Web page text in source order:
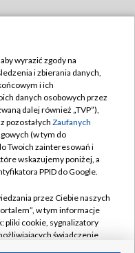
wyrazić zgody na
i zbierania danych,
i ich
danych osobowych przez
dalej również „TVP”),
pozostałych Zaufanych
(w tym do
Twoich zainteresowań i
wskazujemy poniżej, a
PPID do Google.
przez Ciebie naszych
w tym informacje
pliki cookie, sygnalizatory
świadczenie